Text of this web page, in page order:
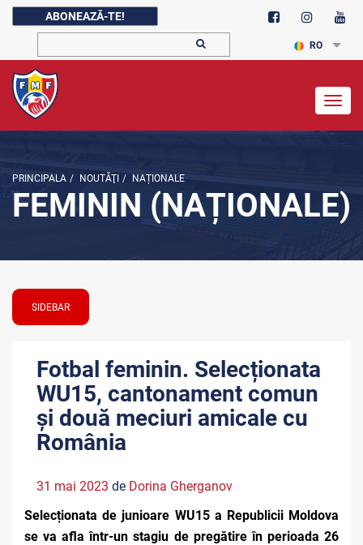
ABONEAZĂ-TE!
RO
PRINCIPALA / NOUTĂŢI / NAȚIONALE
FEMININ (NAȚIONALE)
SIDEBAR
Fotbal feminin. Selecționata
WU15, cantonament comun
și două meciuri amicale cu
România
31 mai 2023 de Dorina Gherganov
Selecționata de junioare WU15 a Republicii Moldova
se va afla într-un stagiu de pregătire în perioada 26